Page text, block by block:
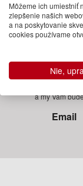
a my Vám
Email
Môžeme ich umiestniť
zlepšenie našich
a na poskytovanie
cookies používame
Nie,